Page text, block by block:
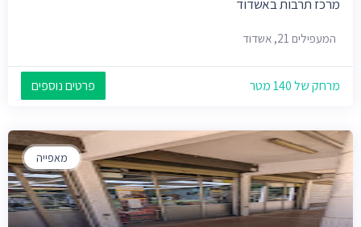
מרכז תרבות באשדוד
המעפילים 21, אשדוד
מרחק של 140 מטר פרטים נוספים
מאפייה